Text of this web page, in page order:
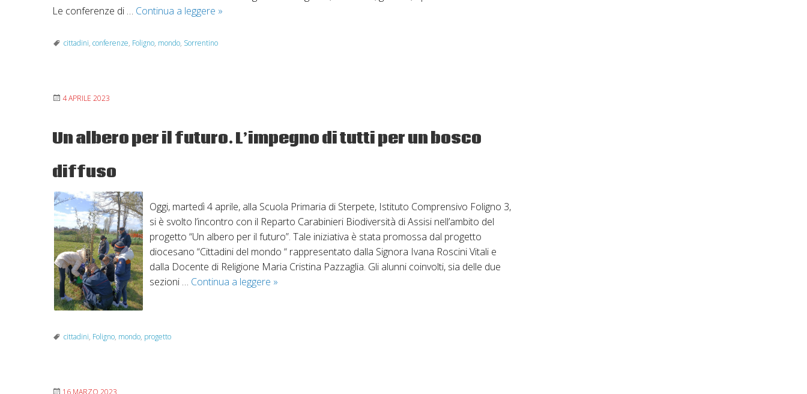
Le conferenze di … Continua a leggere Cittadini
Mondo:
»
cittadini, conferenze, Foligno, mondo, Sorrentino
4 APRILE 2023
Un albero per il futuro. L’impegno di tutti per un bosco
diffuso
Oggi, martedì 4 aprile, alla Scuola Primaria di Sterpete, Istituto Comprensivo Foligno 3,
si è svolto l’incontro con il Reparto Carabinieri Biodiversità di Assisi nell’ambito del
progetto “Un albero per il futuro”. Tale iniziativa è stata promossa dal progetto
diocesano “Cittadini del mondo “ rappresentato dalla Signora Ivana Roscini Vitali e
dalla Docente di Religione Maria Cristina Pazzaglia. Gli alunni coinvolti, sia delle due
sezioni … Continua a leggere Un
»
cittadini, Foligno, mondo, progetto
16 MARZO 2023